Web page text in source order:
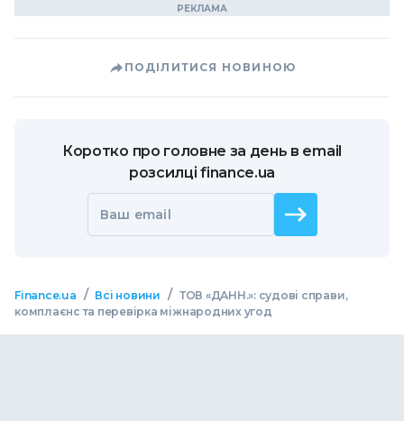
ПОДІЛИТИСЯ НОВИНОЮ
Коротко про головне за день в email
розсилці finance.ua
Ваш email
Finance.ua / Всі новини / ТОВ «ДАНН.»: судові справи,
комплаєнс та перевірка міжнародних угод